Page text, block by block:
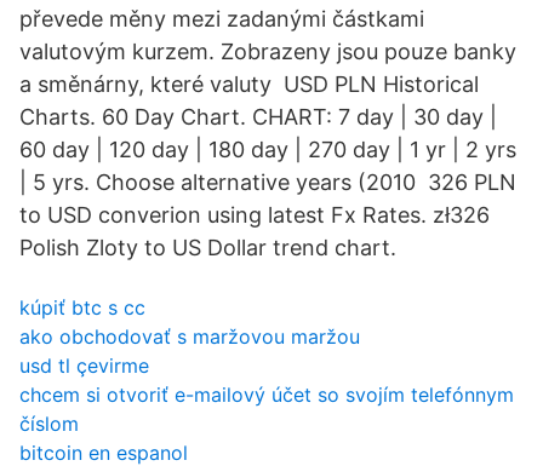
převede měny mezi zadanými částkami
valutovým kurzem. Zobrazeny jsou pouze banky
a směnárny, které valuty USD PLN Historical
Charts. 60 Day Chart. CHART: 7 day | 30 day |
60 day | 120 day | 180 day | 270 day | 1 yr | 2 yrs
| 5 yrs. Choose alternative years (2010 326 PLN
to USD converion using latest Fx Rates. zł326
Polish Zloty to US Dollar trend chart.
kúpiť btc s cc
ako obchodovať s maržovou maržou
usd tl çevirme
chcem si otvoriť e-mailový účet so svojím telefónnym
číslom
bitcoin en espanol